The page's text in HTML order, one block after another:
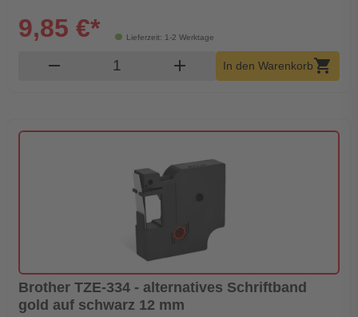
Lieferzeit: 1-2 Werktage
9,85 €*
remove Produkt Warenkorb Menge
add In den Warenkorb shopping_cart
Brother TZE-334 - alternatives Schriftband
gold auf schwarz 12 mm